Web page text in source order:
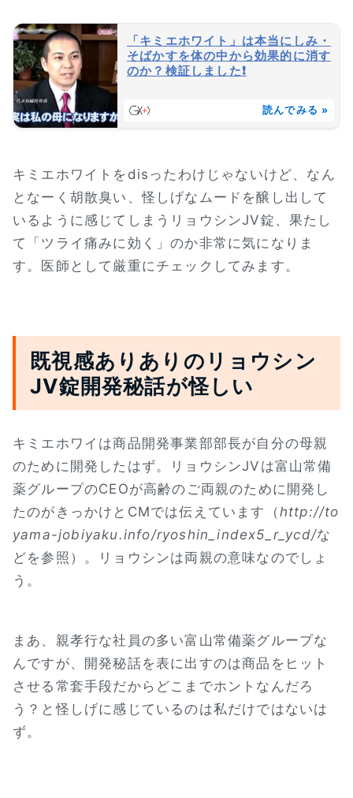
「キミエホワイト」は本当にしみ・
そばかすを体の中から効果的に消す
のか？検証しました❗
読んでみる »
キミエホワイトをdisったわけじゃないけど、なん
となーく胡散臭い、怪しげなムードを醸し出して
いるように感じてしまうリョウシンJV錠、果たし
て「ツライ痛みに効く」のか非常に気になりま
す。医師として厳重にチェックしてみます。
既視感ありありのリョウシン
JV錠開発秘話が怪しい
キミエホワイは商品開発事業部部長が自分の母親
のために開発したはず。リョウシンJVは富山常備
薬グループのCEOが高齢のご両親のために開発し
たのがきっかけとCMでは伝えています（http://to
yama-jobiyaku.info/ryoshin_index5_r_ycd/な
どを参照）。リョウシンは両親の意味なのでしょ
う。
まあ、親孝行な社員の多い富山常備薬グループな
んですが、開発秘話を表に出すのは商品をヒット
させる常套手段だからどこまでホントなんだろ
う？と怪しげに感じているのは私だけではないは
ず。